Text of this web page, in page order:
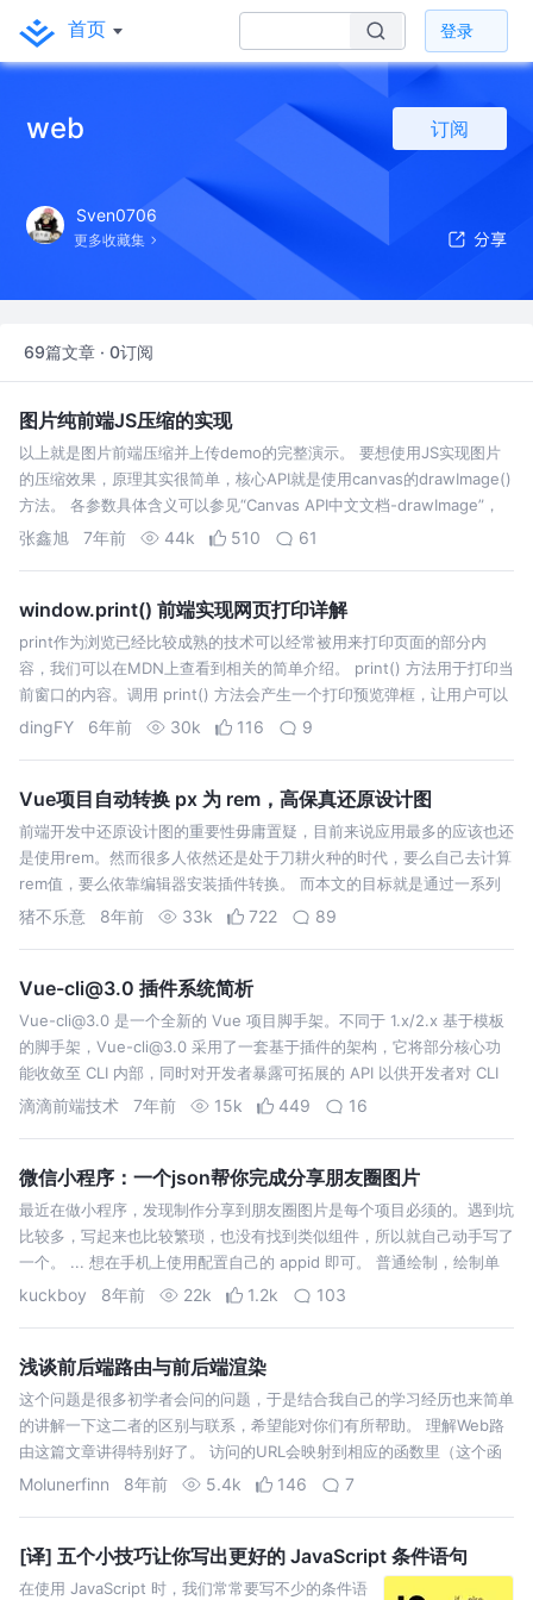
首页 登录
web 订阅
Sven0706
更多收藏集
69篇文章 · 0订阅
图片纯前端JS压缩的实现
以上就是图片前端压缩并上传demo的完整演示。 要想使用JS实现图片
的压缩效果，原理其实很简单，核心API就是使用canvas的drawImage()
方法。 各参数具体含义可以参见“Canvas API中文文档-drawImage”，
这里不展开。 把大图片画在一张小画布上，压缩…
张鑫旭 7年前 44k 510 61
window.print() 前端实现网页打印详解
print作为浏览已经比较成熟的技术可以经常被用来打印页面的部分内
容，我们可以在MDN上查看到相关的简单介绍。 print() 方法用于打印当
前窗口的内容。调用 print() 方法会产生一个打印预览弹框，让用户可以
设置打印请求。最简单的打印就是直接调用window.print…
dingFY 6年前 30k 116 9
Vue项目自动转换 px 为 rem，高保真还原设计图
前端开发中还原设计图的重要性毋庸置疑，目前来说应用最多的应该也还
是使用rem。然而很多人依然还是处于刀耕火种的时代，要么自己去计算
rem值，要么依靠编辑器安装插件转换。 而本文的目标就是通过一系列
的配置后，在开发中可以直接使用设计图的尺寸开发，项目为我们自动编
猪不乐意 8年前 33k 722 89
Vue-cli@3.0 插件系统简析
Vue-cli@3.0 是一个全新的 Vue 项目脚手架。不同于 1.x/2.x 基于模板
的脚手架，Vue-cli@3.0 采用了一套基于插件的架构，它将部分核心功
能收敛至 CLI 内部，同时对开发者暴露可拓展的 API 以供开发者对 CLI
的功能进行灵活的拓展和配置。接下来…
滴滴前端技术 7年前 15k 449 16
微信小程序：一个json帮你完成分享朋友圈图片
最近在做小程序，发现制作分享到朋友圈图片是每个项目必须的。遇到坑
比较多，写起来也比较繁琐，也没有找到类似组件，所以就自己动手写了
一个。 ... 想在手机上使用配置自己的 appid 即可。 普通绘制，绘制单
张分享图。 把 components 中的 canvasdrawer 拷…
kuckboy 8年前 22k 1.2k 103
浅谈前后端路由与前后端渲染
这个问题是很多初学者会问的问题，于是结合我自己的学习经历也来简单
的讲解一下这二者的区别与联系，希望能对你们有所帮助。 理解Web路
由这篇文章讲得特别好了。 访问的URL会映射到相应的函数里（这个函
数是广义的，可以是前端的函数也可以是后端的函数），然后由相应的函
Molunerfinn 8年前 5.4k 146 7
[译] 五个小技巧让你写出更好的 JavaScript 条件语句
在使用 JavaScript 时，我们常常要写不少的条件语